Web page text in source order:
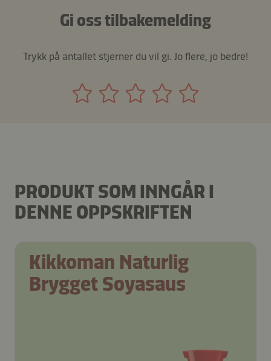
Gi oss tilbakemelding
Trykk på antallet stjerner du vil gi. Jo flere, jo bedre!
PRODUKT SOM INNGÅR I
DENNE OPPSKRIFTEN
Kikkoman Naturlig
Brygget Soyasaus